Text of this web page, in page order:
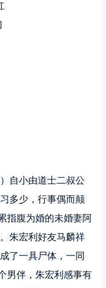
自小由道士二叔公
多少，行事偶而颠
指腹为婚的未婚妻阿
朱宏利好友马麟祥
了一具尸体，一同
男伴，朱宏利感事有